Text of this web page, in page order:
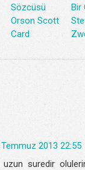
Sözcüsü
Orson Scott
Card
Bir
2013 22:55
uzun suredir